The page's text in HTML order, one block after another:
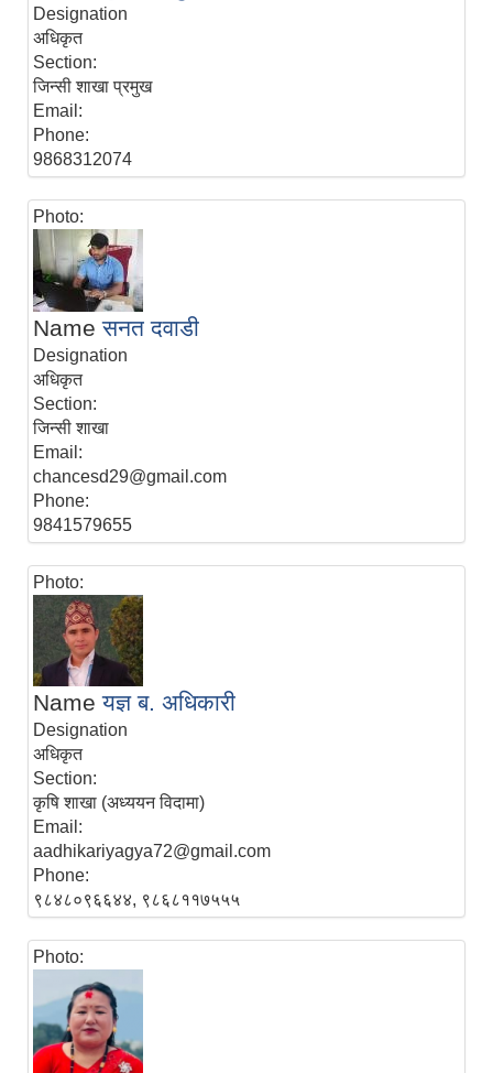
Designation
अधिकृत
Section:
जिन्सी शाखा प्रमुख
Email:
Phone:
9868312074
Photo:
Name सनत दवाडी
Designation
अधिकृत
Section:
जिन्सी शाखा
Email:
chancesd29@gmail.com
Phone:
9841579655
Photo:
Name यज्ञ ब. अधिकारी
Designation
अधिकृत
Section:
कृषि शाखा (अध्ययन विदामा)
Email:
aadhikariyagya72@gmail.com
Phone:
९८४८०९६६४४, ९८६८११७५५५
Photo: